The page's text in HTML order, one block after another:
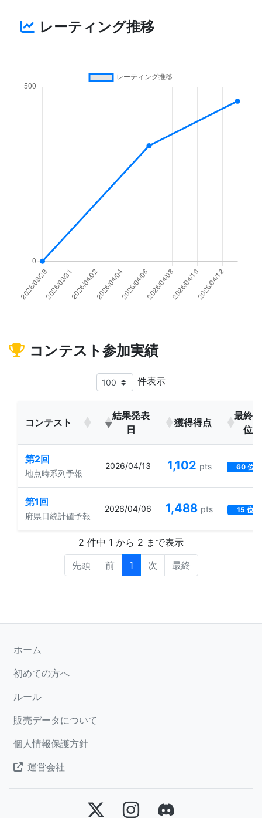
レーティング推移
コンテスト参加実績
件表示
コンテスト
結果発表
日
獲得得点
最終順
位
第2回
地点時系列予報
2026/04/13 1,102 pts 60 位
第1回
府県日統計値予報
2026/04/06 1,488 pts 15 位
2 件中 1 から 2 まで表示
先頭
前 1 次 最終
ホーム
初めての方へ
ルール
販売データについて
個人情報保護方針
運営会社